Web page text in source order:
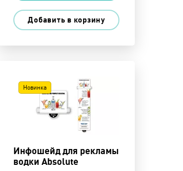
Добавить в корзину
Инфошейд для рекламы
водки Absolute
Новинка